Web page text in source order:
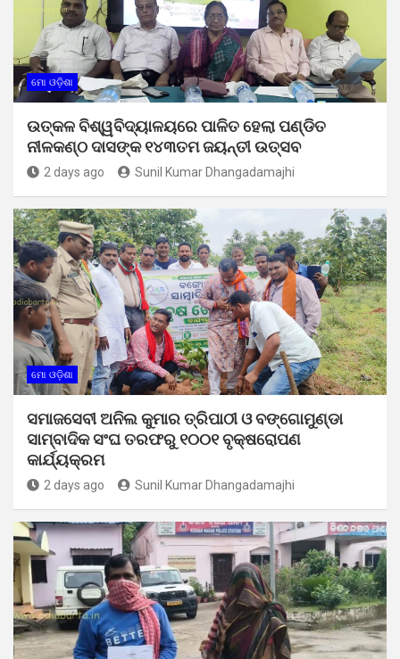
ମୋ ଓଡ଼ିଶା
ଉତ୍କଳ ବିଶ୍ୱବିଦ୍ୟାଳୟରେ ପାଳିତ ହେଲା ପଣ୍ଡିତ
ନୀଳକଣ୍ଠ ଦାସଙ୍କ ୧୪୩ତମ ଜୟନ୍ତୀ ଉତ୍ସବ
2 days ago Sunil Kumar Dhangadamajhi
ମୋ ଓଡ଼ିଶା
ସମାଜସେବୀ ଅନିଲ କୁମାର ତ୍ରିପାଠୀ ଓ ବଙ୍ଗୋମୁଣ୍ଡା
ସାମ୍ବାଦିକ ସଂଘ ତରଫରୁ ୧୦୦୧ ବୃକ୍ଷରୋପଣ
କାର୍ଯ୍ୟକ୍ରମ
2 days ago Sunil Kumar Dhangadamajhi